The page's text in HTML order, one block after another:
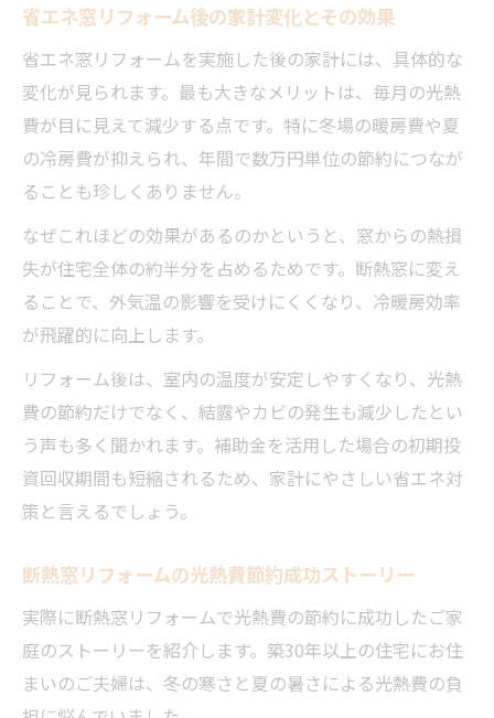
省エネ窓リフォーム後の家計変化とその効果
省エネ窓リフォームを実施した後の家計には、具体的な
変化が見られます。最も大きなメリットは、毎月の光熱
費が目に見えて減少する点です。特に冬場の暖房費や夏
の冷房費が抑えられ、年間で数万円単位の節約につなが
ることも珍しくありません。
なぜこれほどの効果があるのかというと、窓からの熱損
失が住宅全体の約半分を占めるためです。断熱窓に変え
ることで、外気温の影響を受けにくくなり、冷暖房効率
が飛躍的に向上します。
リフォーム後は、室内の温度が安定しやすくなり、光熱
費の節約だけでなく、結露やカビの発生も減少したとい
う声も多く聞かれます。補助金を活用した場合の初期投
資回収期間も短縮されるため、家計にやさしい省エネ対
策と言えるでしょう。
断熱窓リフォームの光熱費節約成功ストーリー
実際に断熱窓リフォームで光熱費の節約に成功したご家
庭のストーリーを紹介します。築30年以上の住宅にお住
まいのご夫婦は、冬の寒さと夏の暑さによる光熱費の負